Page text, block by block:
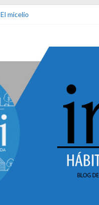
El micelio
¿Qué es el habitar? Sesión 1
El derecho a habitar